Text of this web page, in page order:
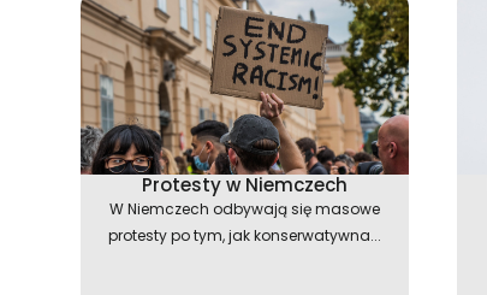
Protesty w Niemczech
W Niemczech odbywają się masowe
protesty po tym, jak konserwatywna...